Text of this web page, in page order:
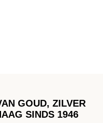
GOUD, ZILVER
SINDS 1946